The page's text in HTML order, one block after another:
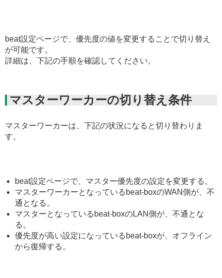
beat設定ページで、優先度の値を変更することで切り替え
が可能です。
詳細は、下記の手順を確認してください。
マスターワーカーの切り替え条件
マスターワーカーは、下記の状況になると切り替わりま
す。
beat設定ページで、マスター優先度の設定を変更する。
マスターワーカーとなっているbeat-boxのWAN側が、不
通となる。
マスターとなっているbeat-boxのLAN側が、不通とな
る。
優先度が高い設定になっているbeat-boxが、オフライン
から復帰する。